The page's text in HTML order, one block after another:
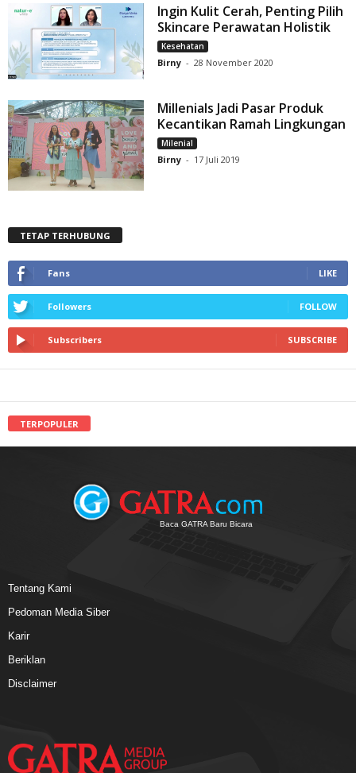
Ingin Kulit Cerah, Penting Pilih
Skincare Perawatan Holistik
Kesehatan
Birny - 28 November 2020
Millenials Jadi Pasar Produk
Kecantikan Ramah Lingkungan
Milenial
Birny - 17 Juli 2019
TETAP TERHUBUNG
Fans LIKE
Followers FOLLOW
Subscribers SUBSCRIBE
TERPOPULER
Baca GATRA Baru Bicara
Tentang Kami
Pedoman Media Siber
Karir
Beriklan
Disclaimer